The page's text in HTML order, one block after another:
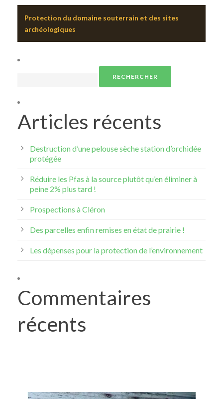
Protection du domaine souterrain et des sites
archéologiques
Articles récents
Destruction d’une pelouse sèche station d’orchidée
protégée
Réduire les Pfas à la source plutôt qu’en éliminer à
peine 2% plus tard !
Prospections à Cléron
Des parcelles enfin remises en état de prairie !
Les dépenses pour la protection de l’environnement
Commentaires
récents